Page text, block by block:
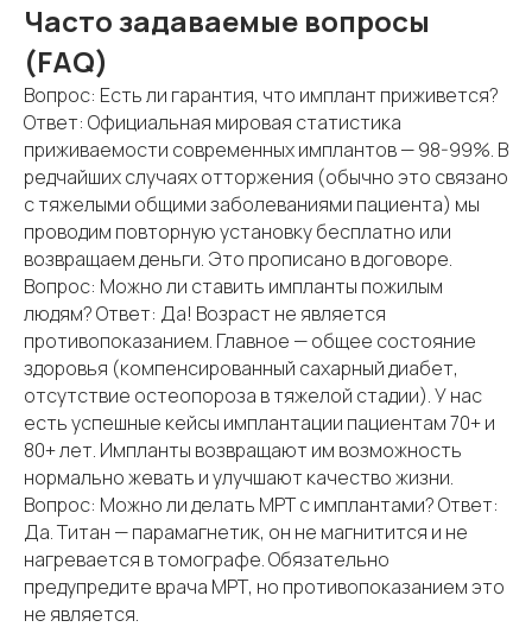
Часто задаваемые вопросы
(FAQ)
Вопрос: Есть ли гарантия, что имплант приживется?
Ответ: Официальная мировая статистика
приживаемости современных имплантов — 98-99%. В
редчайших случаях отторжения (обычно это связано
с тяжелыми общими заболеваниями пациента) мы
проводим повторную установку бесплатно или
возвращаем деньги. Это прописано в договоре.
Вопрос: Можно ли ставить импланты пожилым
людям? Ответ: Да! Возраст не является
противопоказанием. Главное — общее состояние
здоровья (компенсированный сахарный диабет,
отсутствие остеопороза в тяжелой стадии). У нас
есть успешные кейсы имплантации пациентам 70+ и
80+ лет. Импланты возвращают им возможность
нормально жевать и улучшают качество жизни.
Вопрос: Можно ли делать МРТ с имплантами? Ответ:
Да. Титан — парамагнетик, он не магнитится и не
нагревается в томографе. Обязательно
предупредите врача МРТ, но противопоказанием это
не является.